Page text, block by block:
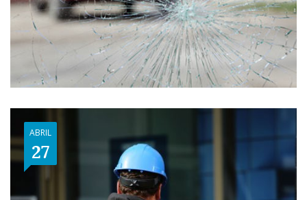
ABRIL
27